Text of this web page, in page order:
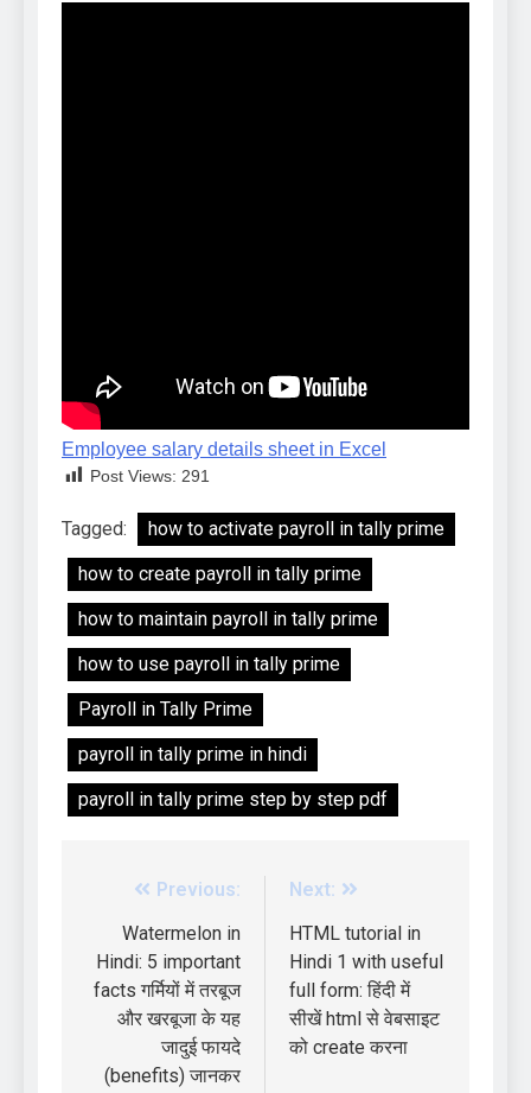
Employee salary details sheet in Excel
Post Views: 291
Tagged:
how to activate payroll in tally prime
how to create payroll in tally prime
how to maintain payroll in tally prime
how to use payroll in tally prime
Payroll in Tally Prime
payroll in tally prime in hindi
payroll in tally prime step by step pdf
Previous:
Watermelon in
Hindi: 5 important
facts गर्मियों में तरबूज
और खरबूजा के यह
जादुई फायदे
(benefits) जानकर
Next:
HTML tutorial in
Hindi 1 with useful
full form: हिंदी में
सीखें html से वेबसाइट
को create करना